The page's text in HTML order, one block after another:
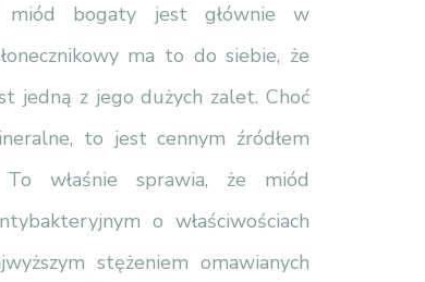
miód bogaty jest głównie w
ma to do siebie, że
jedną z jego dużych zalet. Choć
to jest cennym źródłem
właśnie sprawia, że miód
o właściwościach
stężeniem omawianych